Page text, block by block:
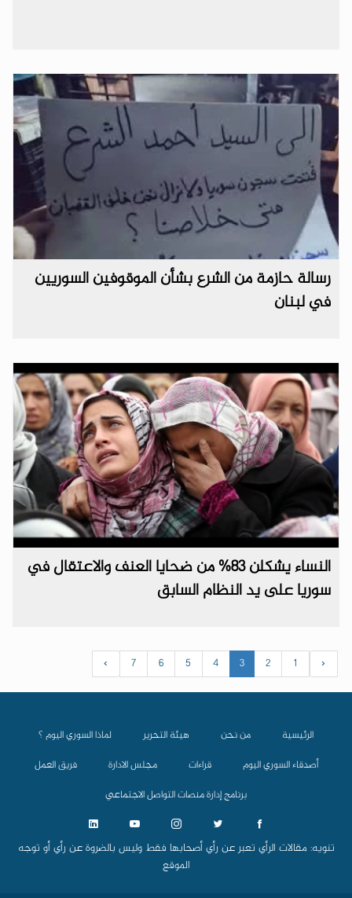
رسالة حازمة من الشرع بشأن الموقوفين السوريين
في لبنان
النساء يشكلن 83% من ضحايا العنف والاعتقال في
سوريا على يد النظام السابق
‹
1
2
3
4
5
6
7
›
الرئيسية من نحن هيئة التحرير
لماذا السوري اليوم ؟
أصدقاء السوري اليوم
قراءات مجلس الادارة
فريق العمل
برنامج إدارة منصات التواصل الاجتماعي
تنويه: مقالات الرأي تعبر عن رأي أصحابها فقط وليس بالضروة عن رأي أو توجه
الموقع